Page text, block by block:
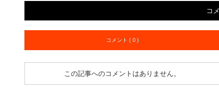
コ
コメント ( 0 )
この記事へのコメントはありません。